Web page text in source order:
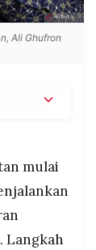
Ali Ghufron
iuran
dan
mulai
Langkah